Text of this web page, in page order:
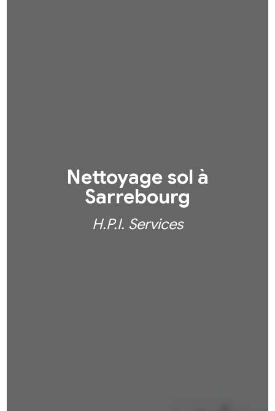
Nettoyage sol à
Sarrebourg
H.P.I. Services